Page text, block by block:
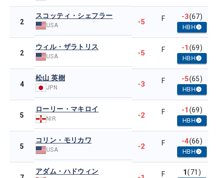
2
スコッティ・シェフラー
USA -5 F -3(67)
HBH
2
ウィル・ザラトリス
USA -5 F -1(69)
HBH
4
松山 英樹
JPN -3 F -5(65)
HBH
5
ローリー・マキロイ
NIR -2 F -1(69)
HBH
5
コリン・モリカワ
USA -2 F -4(66)
HBH
アダム・ハドウィン F 1(71)